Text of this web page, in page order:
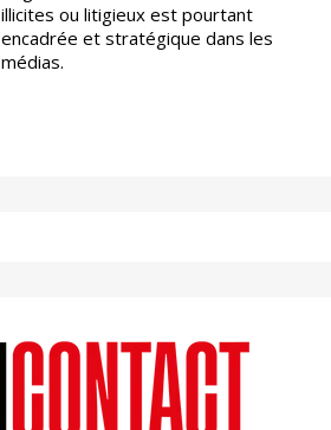
illicites ou litigieux est pourtant
encadrée et stratégique dans les
médias.